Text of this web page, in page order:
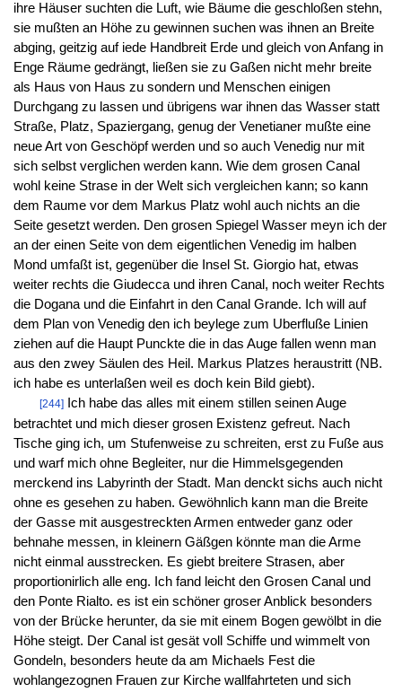
ihre Häuser suchten die Luft, wie Bäume die geschloßen stehn,
sie mußten an Höhe zu gewinnen suchen was ihnen an Breite
abging, geitzig auf iede Handbreit Erde und gleich von Anfang in
Enge Räume gedrängt, ließen sie zu Gaßen nicht mehr breite
als Haus von Haus zu sondern und Menschen einigen
Durchgang zu lassen und übrigens war ihnen das Wasser statt
Straße, Platz, Spaziergang, genug der Venetianer mußte eine
neue Art von Geschöpf werden und so auch Venedig nur mit
sich selbst verglichen werden kann. Wie dem grosen Canal
wohl keine Strase in der Welt sich vergleichen kann; so kann
dem Raume vor dem Markus Platz wohl auch nichts an die
Seite gesetzt werden. Den grosen Spiegel Wasser meyn ich der
an der einen Seite von dem eigentlichen Venedig im halben
Mond umfaßt ist, gegenüber die Insel St. Giorgio hat, etwas
weiter rechts die Giudecca und ihren Canal, noch weiter Rechts
die Dogana und die Einfahrt in den Canal Grande. Ich will auf
dem Plan von Venedig den ich beylege zum Uberfluße Linien
ziehen auf die Haupt Punckte die in das Auge fallen wenn man
aus den zwey Säulen des Heil. Markus Platzes heraustritt (NB.
ich habe es unterlaßen weil es doch kein Bild giebt).
[244]Ich habe das alles mit einem stillen seinen Auge
betrachtet und mich dieser grosen Existenz gefreut. Nach
Tische ging ich, um Stufenweise zu schreiten, erst zu Fuße aus
und warf mich ohne Begleiter, nur die Himmelsgegenden
merckend ins Labyrinth der Stadt. Man denckt sichs auch nicht
ohne es gesehen zu haben. Gewöhnlich kann man die Breite
der Gasse mit ausgestreckten Armen entweder ganz oder
behnahe messen, in kleinern Gäßgen könnte man die Arme
nicht einmal ausstrecken. Es giebt breitere Strasen, aber
proportionirlich alle eng. Ich fand leicht den Grosen Canal und
den Ponte Rialto. es ist ein schöner groser Anblick besonders
von der Brücke herunter, da sie mit einem Bogen gewölbt in die
Höhe steigt. Der Canal ist gesät voll Schiffe und wimmelt von
Gondeln, besonders heute da am Michaels Fest die
wohlangezognen Frauen zur Kirche wallfahrteten und sich